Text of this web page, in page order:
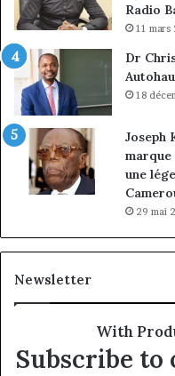
Radio
11 mars
Dr
18
Joseph
une
29 mai
Newsletter
With
Subscribe